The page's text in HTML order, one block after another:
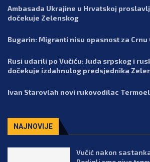
Ambasada Ukrajine u Hrvatskoj
dočekuje Zelenskog
Bugarin: Migranti nisu opasnost za Crnu
Rusi udarili po Vučiću: Juda srpskog i
dočekuje izdahnulog predsjednika
Ivan Starovlah novi rukovodilac
NAJNOVIJE
Vučić nakon